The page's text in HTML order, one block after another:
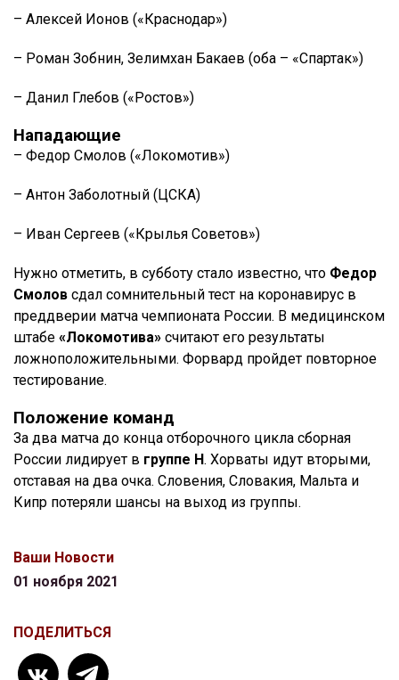
– Алексей Ионов («Краснодар»)
– Роман Зобнин, Зелимхан Бакаев (оба – «Спартак»)
– Данил Глебов («Ростов»)
Нападающие
– Федор Смолов («Локомотив»)
– Антон Заболотный (ЦСКА)
– Иван Сергеев («Крылья Советов»)
Нужно отметить, в субботу стало известно, что Федор
Смолов сдал сомнительный тест на коронавирус в
преддверии матча чемпионата России. В медицинском
штабе «Локомотива» считают его результаты
ложноположительными. Форвард пройдет повторное
тестирование.
Положение команд
За два матча до конца отборочного цикла сборная
России лидирует в группе H. Хорваты идут вторыми,
отставая на два очка. Словения, Словакия, Мальта и
Кипр потеряли шансы на выход из группы.
Ваши Новости
01 ноября 2021
ПОДЕЛИТЬСЯ